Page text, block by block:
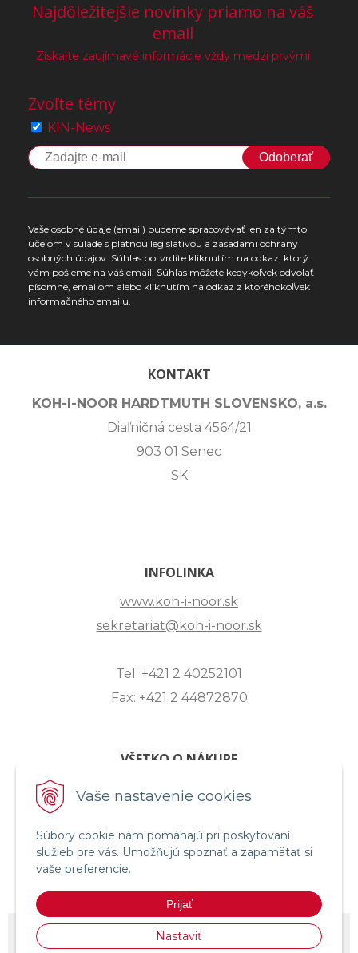
Vaše nastavenie cookies
Súbory cookie nám pomáhajú pri poskytovaní
služieb pre vás. Umožňujú spoznať a zapamätať si
vaše preferencie.
Prijať
Nastaviť
Najdôležitejšie novinky priamo na váš
email
Získajte zaujímavé informácie vždy medzi prvými
Zvoľte témy
KIN-News
Odoberať
Vaše osobné údaje (email) budeme spracovávať len za týmto
účelom v súlade s platnou legislatívou a zásadami ochrany
osobných údajov. Súhlas potvrdíte kliknutím na odkaz, ktorý
vám pošleme na váš email. Súhlas môžete kedykoľvek odvolať
písomne, emailom alebo kliknutím na odkaz z ktoréhokoľvek
informačného emailu.
KONTAKT
KOH-I-NOOR HARDTMUTH SLOVENSKO, a.s.
Diaľničná cesta 4564/21
903 01 Senec
SK
INFOLINKA
www.koh-i-noor.sk
sekretariat@koh-i-noor.sk
Tel: +421 2 40252101
Fax: +421 2 44872870
VŠETKO O NÁKUPE
ZASLANIE OTÁZKY
OBCHODNÉ PODMIENKY
REKLAMAČNÝ PORIADOK
© 2026 KOH-I-NOOR HARDTMUTH SLOVENSKO • e-shop